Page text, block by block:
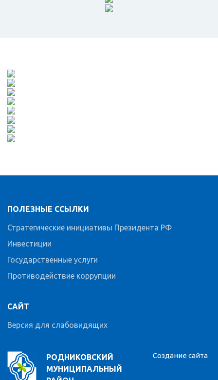
РОДНИКОВСКИЙ
МУНИЦИПАЛЬНЫЙ
ПОЛЕЗНЫЕ ССЫЛКИ
Стратегические инициативы Президента РФ
Инвестиции
Государственные услуги
Противодействие коррупции
САЙТ
Версия для слабовидящих
Создание сайта